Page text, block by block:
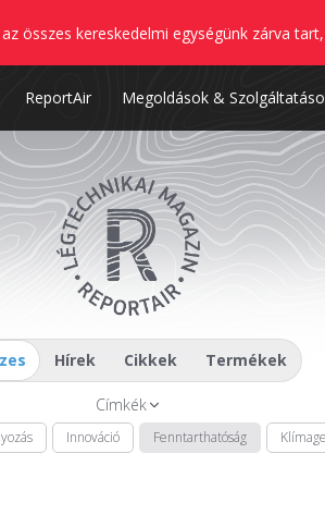
összes kereskedelmi egységünk zárva
ReportAir Megoldások &
Hírek Cikkek Termékek
Címkék
Innováció Fenntarthatóság